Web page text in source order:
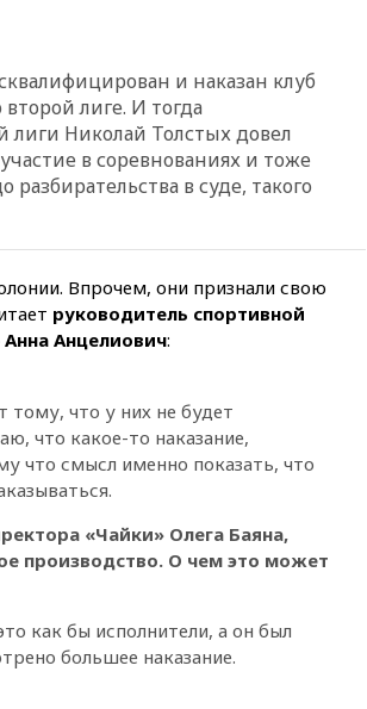
Жуковский и аэропорт
Геленджика возобновили
работу
19:00 Путин уточнил порядок
присвоения воинских званий
добровольцам
Финляндии приходит в упадок
18:35В Жуковском и
аэропорту Геленджика
к критике «Яблока»
18:15 Четыре человека
пострадали при атаках ВСУ на
18:00 Совет мира выбрал
подрядчика для
строительства военной базы в
17:50 Миронов призвал снять
«Яблоко» с выборов в Госдуму
и наказан клуб
лиге. И тогда
лиги Николай Толстых довел
в соревнованиях и тоже
в суде, такого
Впрочем, они признали свою
руководитель спортивной
Анцелиович:
что у них не будет
что какое-то наказание,
что смысл именно показать, что
«Чайки» Олега Баяна,
производство. О чем это может
как бы исполнители, а он был
большее наказание.